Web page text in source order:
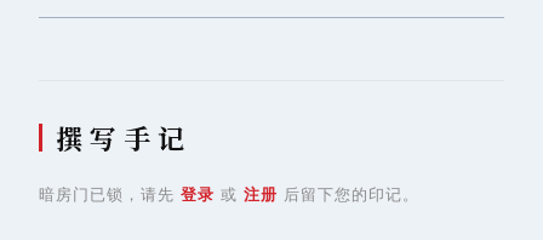
撰 写 手 记
暗房门已锁，请先 登录 或 注册 后留下您的印记。